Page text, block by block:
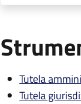
Tutela
Tutela